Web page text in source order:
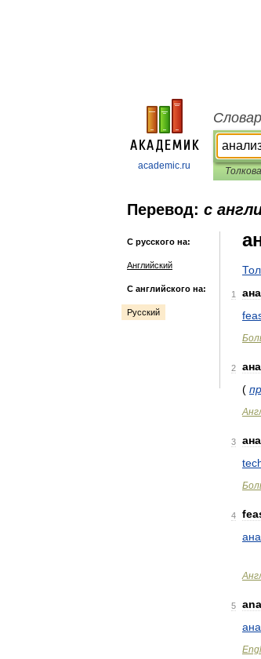
academic.ru
Перевод: с
С русского на:
Английский
С английского на:
Русский
1
2
(
3
4
5